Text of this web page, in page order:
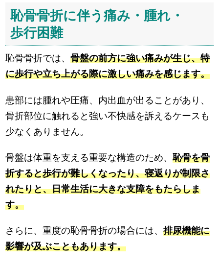
恥骨骨折に伴う痛み・腫れ・
歩行困難
恥骨骨折では、骨盤の前方に強い痛みが生じ、特
に歩行や立ち上がる際に激しい痛みを感じます。
患部には腫れや圧痛、内出血が出ることがあり、
骨折部位に触れると強い不快感を訴えるケースも
少なくありません。
骨盤は体重を支える重要な構造のため、恥骨を骨
折すると歩行が難しくなったり、寝返りが制限さ
れたりと、日常生活に大きな支障をもたらしま
す。
さらに、重度の恥骨骨折の場合には、排尿機能に
影響が及ぶこともあります。